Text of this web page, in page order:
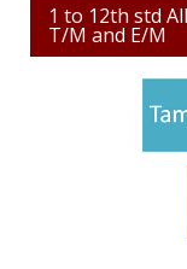
1 to 12th std
T/M and E/M